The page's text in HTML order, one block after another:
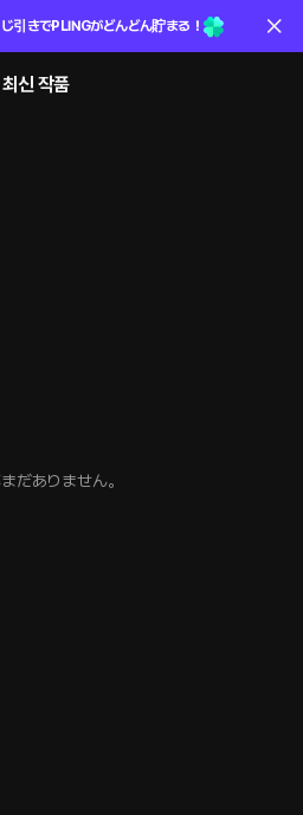
引きでPLINGがどんどん貯まる！
최신 작품
だありません。